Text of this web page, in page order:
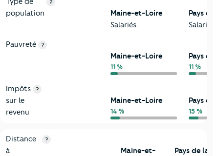
population
?
Maine-et-Loire
Salariés
Pays de
Salariés
Pauvreté ?
Maine-et-Loire
11 %
Pays de
11 %
Impôts
sur le
revenu
?
Maine-et-Loire
14 %
Pays de
15 %
3-Environnement
Critères Maine-et-Loire
Distance
à
?
Maine-et-
Pays de la